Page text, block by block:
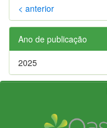
< anterior
Ano de publicação
2025